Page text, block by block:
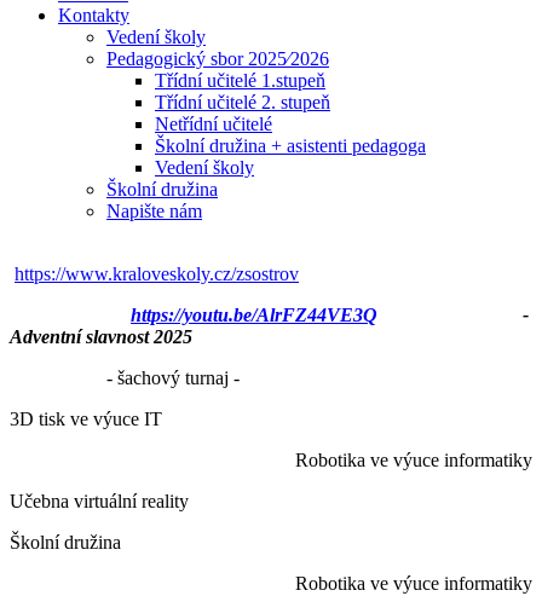
Kontakty
Vedení školy
Pedagogický sbor 2025⁄2026
Třídní učitelé 1.stupeň
Třídní učitelé 2. stupeň
Netřídní učitelé
Školní družina + asistenti pedagoga
Vedení školy
Školní družina
Napište nám
https://www.kraloveskoly.cz/zsostrov
https://youtu.be/AlrFZ44VE3Q -
Adventní slavnost 2025
- šachový turnaj -
3D tisk ve výuce IT
Robotika ve výuce informatiky
Učebna virtuální reality
Školní družina
Robotika ve výuce informatiky